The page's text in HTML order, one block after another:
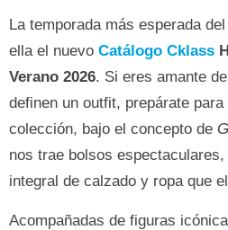
La temporada más esperada
ella el nuevo Catálogo Cklass
Verano 2026. Si eres amante
definen un outfit, prepárate
colección, bajo el concepto de
nos trae bolsos
integral de calzado y ropa que
Acompañadas de figuras